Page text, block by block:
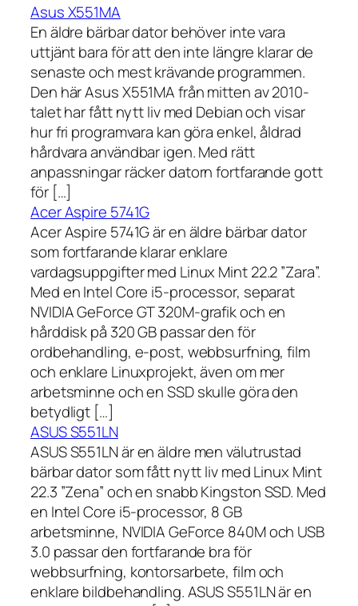
Asus X551MA
En äldre bärbar dator behöver inte vara
uttjänt bara för att den inte längre klarar de
senaste och mest krävande programmen.
Den här Asus X551MA från mitten av 2010-
talet har fått nytt liv med Debian och visar
hur fri programvara kan göra enkel, åldrad
hårdvara användbar igen. Med rätt
anpassningar räcker datorn fortfarande gott
för […]
Acer Aspire 5741G
Acer Aspire 5741G är en äldre bärbar dator
som fortfarande klarar enklare
vardagsuppgifter med Linux Mint 22.2 ”Zara”.
Med en Intel Core i5-processor, separat
NVIDIA GeForce GT 320M-grafik och en
hårddisk på 320 GB passar den för
ordbehandling, e-post, webbsurfning, film
och enklare Linuxprojekt, även om mer
arbetsminne och en SSD skulle göra den
betydligt […]
ASUS S551LN
ASUS S551LN är en äldre men välutrustad
bärbar dator som fått nytt liv med Linux Mint
22.3 ”Zena” och en snabb Kingston SSD. Med
en Intel Core i5-processor, 8 GB
arbetsminne, NVIDIA GeForce 840M och USB
3.0 passar den fortfarande bra för
webbsurfning, kontorsarbete, film och
enklare bildbehandling. ASUS S551LN är en